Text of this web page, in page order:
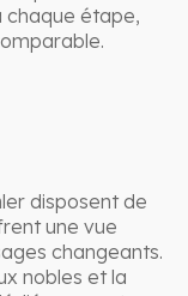
chaque étape,
disposent de
une vue
changeants.
nobles et la